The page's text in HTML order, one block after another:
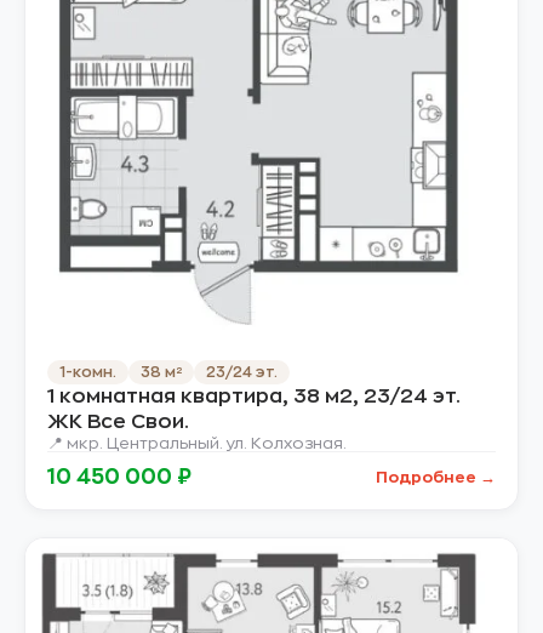
1-комн. 38 м² 23/24 эт.
1 комнатная квартира, 38 м2, 23/24 эт.
ЖК Все Свои.
📍 мкр. Центральный. ул. Колхозная.
10 450 000 ₽ Подробнее →